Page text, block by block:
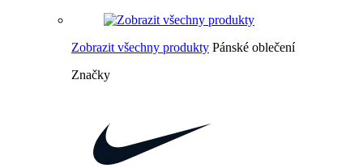
Zobrazit všechny produkty Pánské oblečení
Značky